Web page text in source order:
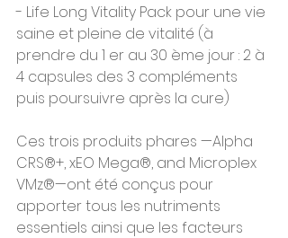
- Life Long Vitality Pack pour une vie
saine et pleine de vitalité (à
prendre du 1 er au 30 ème jour : 2 à
4 capsules des 3 compléments
puis poursuivre après la cure)
Ces trois produits phares —Alpha
CRS®+, xEO Mega®, and Microplex
VMz®—ont été conçus pour
apporter tous les nutriments
essentiels ainsi que les facteurs